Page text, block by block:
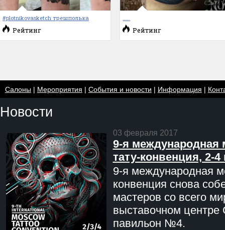
#plotnikovasketch трешполька
Рейтинг Рейтинг
Салоны| Мероприятия | События и новости | Информация |
Новости
03 февраля 2017
9-я международная
тату-конвенция, 2-
9-я международная
конвенция снова
мастеров со всего
выставочном центре
павильон №4.